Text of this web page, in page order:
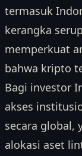
termasuk
kerangka
memperkuat
bahwa kripto
Bagi investor
akses
secara global,
alokasi aset